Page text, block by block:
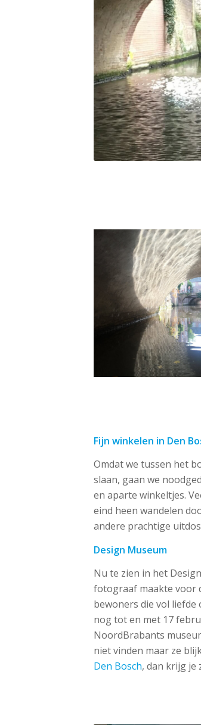
Fijn winkelen in Den
Omdat we tussen het
slaan, gaan we
en aparte winkeltjes.
eind heen wandelen
andere prachtige
Design Museum
Nu te zien in het
fotograaf maakte voor
bewoners die vol
nog tot en met 17
NoordBrabants
niet vinden maar ze
Den Bosch, dan krijg je